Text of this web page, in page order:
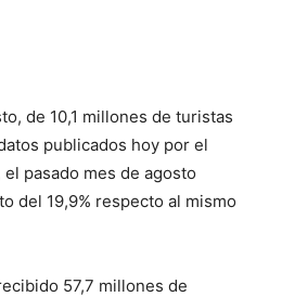
de 10,1 millones de turistas
publicados hoy por el
pasado mes de agosto
del 19,9% respecto al mismo
57,7 millones de